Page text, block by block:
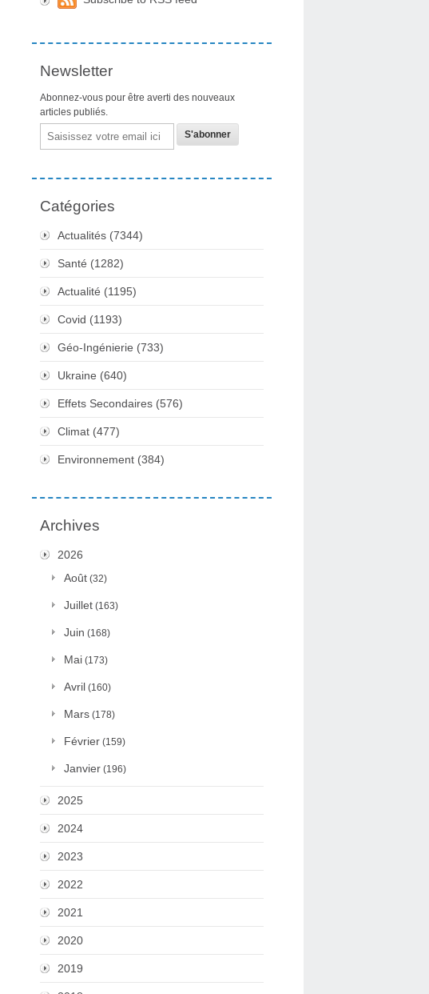
Newsletter
Abonnez-vous pour être averti des nouveaux
articles publiés.
Email
Catégories
Actualités (7344)
Santé (1282)
Actualité (1195)
Covid (1193)
Géo-Ingénierie (733)
Ukraine (640)
Effets Secondaires (576)
Climat (477)
Environnement (384)
Archives
2026
Août (32)
Juillet (163)
Juin (168)
Mai (173)
Avril (160)
Mars (178)
Février (159)
Janvier (196)
2025
2024
2023
2022
2021
2020
2019